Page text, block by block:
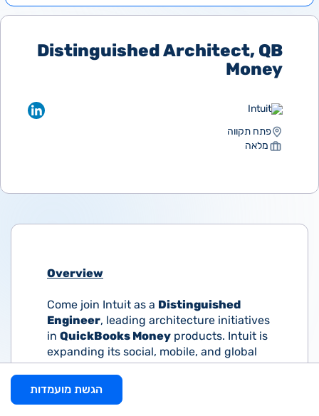
Distinguished Architect, QB
Money
Intuit
פתח תקווה
מלאה
Overview
Come join Intuit as a Distinguished
Engineer, leading architecture initiatives
in QuickBooks Money products. Intuit is
expanding its social, mobile, and global
footprint with a full suite of products and
services that are revolutionizing the
industry. Utilizing design for delight, and
הגשת מועמדות